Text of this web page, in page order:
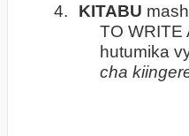
4. KITABU
TO WRITE
hutumika
cha